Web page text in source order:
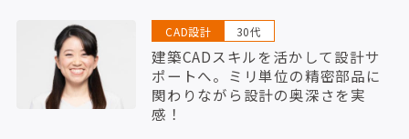
CAD設計 30代
建築CADスキルを活かして設計サ
ポートへ。ミリ単位の精密部品に
関わりながら設計の奥深さを実
感！